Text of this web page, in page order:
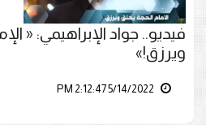
فيديو.. جواد الإبراهيمي: «
ويرزق!»